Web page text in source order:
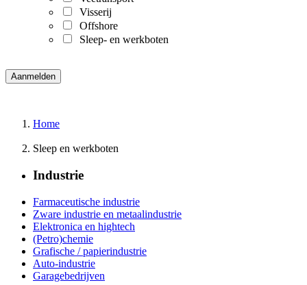
Visserij
Offshore
Sleep- en werkboten
Home
Sleep en werkboten
Industrie
Farmaceutische industrie
Zware industrie en metaalindustrie
Elektronica en hightech
(Petro)chemie
Grafische / papierindustrie
Auto-industrie
Garagebedrijven